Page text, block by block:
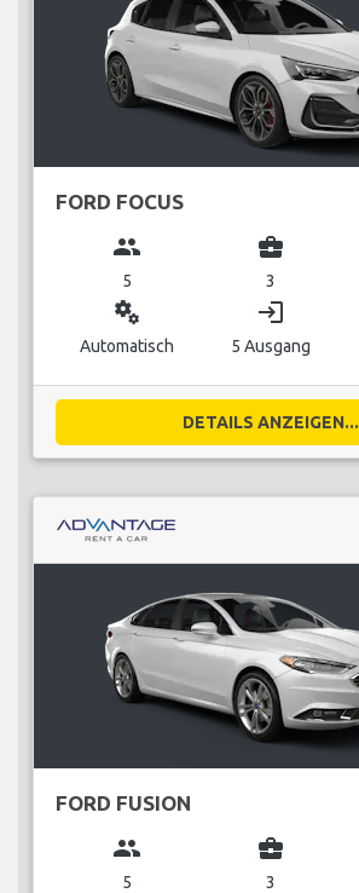
FORD FOCUS
group
5
business_center
3
miscellaneous_services
Automatisch
login
5 Ausgang
DETAILS ANZEIGEN...
FORD FUSION
group
5
business_center
3